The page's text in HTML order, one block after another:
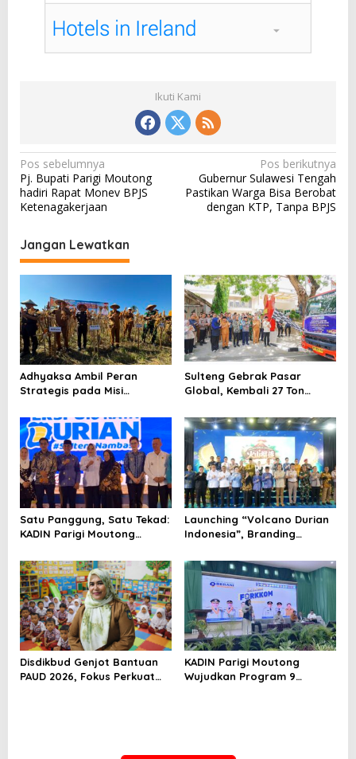
Ikuti Kami
N
a
v
g
a
s
i
p
o
s
Pos sebelumnya
Pj. Bupati Parigi Moutong
hadiri Rapat Monev BPJS
Ketenagakerjaan
Pos berikutnya
Gubernur Sulawesi Tengah
Pastikan Warga Bisa Berobat
dengan KTP, Tanpa BPJS
Jangan Lewatkan
Adhyaksa Ambil Peran
Strategis pada Misi
Sulteng Gebrak Pasar
Global, Kembali 27 Ton
Tiongkok
Satu Panggung, Satu Tekad:
KADIN Parigi Moutong
Mendunia
Launching “Volcano Durian
Indonesia”, Branding
Pasar Global
Disdikbud Genjot Bantuan
PAUD 2026, Fokus Perkuat
KADIN Parigi Moutong
Wujudkan Program 9